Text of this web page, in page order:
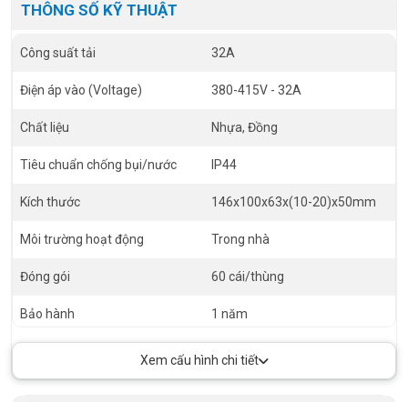
THÔNG SỐ KỸ THUẬT
Công suất tải 32A
Điện áp vào (Voltage) 380-415V - 32A
Chất liệu Nhựa, Đồng
Tiêu chuẩn chống bụi/nước IP44
Kích thước 146x100x63x(10-20)x50mm
Môi trường hoạt động Trong nhà
Đóng gói 60 cái/thùng
Bảo hành 1 năm
Xem cấu hình chi tiết